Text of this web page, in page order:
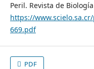
Peril. Revista de
https://
669.pdf
PDF